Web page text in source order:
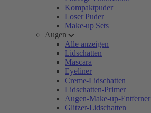
Kompaktpuder
Loser Puder
Make-up Sets
Augen
Alle anzeigen
Lidschatten
Mascara
Eyeliner
Creme-Lidschatten
Lidschatten-Primer
Augen-Make-up-Entferner
Glitzer-Lidschatten